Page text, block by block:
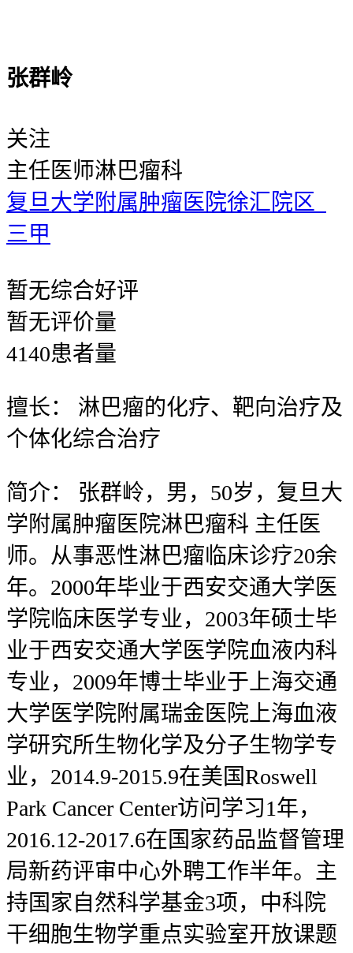
张群岭
关注
主任医师淋巴瘤科
复旦大学附属肿瘤医院徐汇院区
三甲
暂无综合好评
暂无评价量
4140患者量
擅长：
淋巴瘤的化疗、靶向治疗及
个体化综合治疗
简介：
张群岭，男，50岁，复旦大
学附属肿瘤医院淋巴瘤科 主任医
师。从事恶性淋巴瘤临床诊疗20余
年。2000年毕业于西安交通大学医
学院临床医学专业，2003年硕士毕
业于西安交通大学医学院血液内科
专业，2009年博士毕业于上海交通
大学医学院附属瑞金医院上海血液
学研究所生物化学及分子生物学专
业，2014.9-2015.9在美国Roswell
Park Cancer Center访问学习1年，
2016.12-2017.6在国家药品监督管理
局新药评审中心外聘工作半年。主
持国家自然科学基金3项，中科院
干细胞生物学重点实验室开放课题